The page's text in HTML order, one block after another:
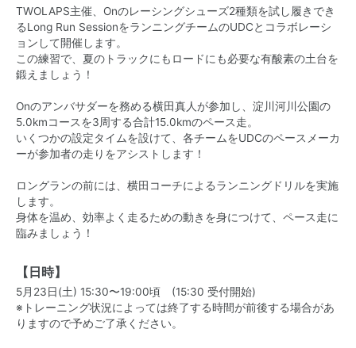
TWOLAPS主催、Onのレーシングシューズ2種類を試し履きでき
るLong Run SessionをランニングチームのUDCとコラボレーシ
ョンして開催します。
この練習で、夏のトラックにもロードにも必要な有酸素の土台を
鍛えましょう！
Onのアンバサダーを務める横田真人が参加し、淀川河川公園の
5.0kmコースを3周する合計15.0kmのペース走。
いくつかの設定タイムを設けて、各チームをUDCのペースメーカ
ーが参加者の走りをアシストします！
ロングランの前には、横田コーチによるランニングドリルを実施
します。
身体を温め、効率よく走るための動きを身につけて、ペース走に
臨みましょう！
【日時】
5月23日(土) 15:30〜19:00頃 (15:30 受付開始)
※トレーニング状況によっては終了する時間が前後する場合があ
りますので予めご了承ください。